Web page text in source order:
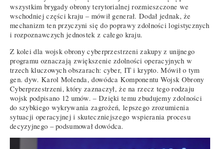
wszystkim brygady obrony terytorialnej rozmieszczone we
wschodniej części kraju – mówił generał. Dodał jednak, że
mechanizm ten przyczyni się do poprawy zdolności logistycznych
i rozpoznawczych jednostek z całego kraju.
Z kolei dla wojsk obrony cyberprzestrzeni zakupy z unijnego
programu oznaczają zwiększenie zdolności operacyjnych w
trzech kluczowych obszarach: cyber, IT i krypto. Mówił o tym
gen. dyw. Karol Molenda, dowódca Komponentu Wojsk Obrony
Cyberprzestrzeni, który zaznaczył, że na rzecz tego rodzaju
wojsk podpisano 12 umów. – Dzięki temu zbudujemy zdolności
do szybkiego wykrywania zagrożeń, lepszego zrozumienia
sytuacji operacyjnej i skuteczniejszego wspierania procesu
decyzyjnego – podsumował dowódca.